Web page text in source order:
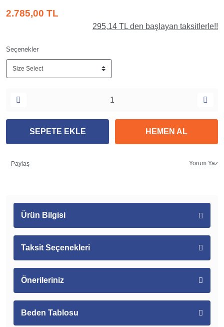
2.785,00 TL
295,14 TL den başlayan taksitlerle!!
Seçenekler
SEPETE EKLE HEMEN AL
Paylaş Yorum Yaz
Ürün Bilgisi
Taksit Seçenekleri
Önerileriniz
Beden Tablosu